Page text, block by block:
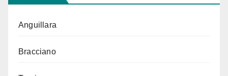
Anguillara
Bracciano